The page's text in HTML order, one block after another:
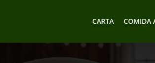
CARTA COMIDA